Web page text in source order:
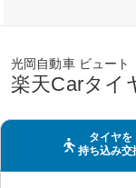
光岡自動車 ビュート
楽天Carタイ
タイヤを
持ち込み交